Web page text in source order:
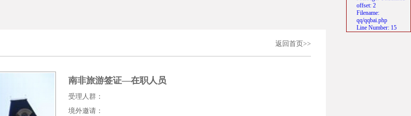
返回首页>>
南非旅游签证—在职人员
受理人群：
境外邀请：
offset: 2
Filename:
qq/qqbai.php
Line Number: 15